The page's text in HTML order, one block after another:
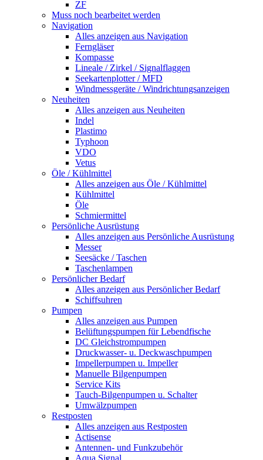
ZF
Muss noch bearbeitet werden
Navigation
Alles anzeigen aus Navigation
Ferngläser
Kompasse
Lineale / Zirkel / Signalflaggen
Seekartenplotter / MFD
Windmessgeräte / Windrichtungsanzeigen
Neuheiten
Alles anzeigen aus Neuheiten
Indel
Plastimo
Typhoon
VDO
Vetus
Öle / Kühlmittel
Alles anzeigen aus Öle / Kühlmittel
Kühlmittel
Öle
Schmiermittel
Persönliche Ausrüstung
Alles anzeigen aus Persönliche Ausrüstung
Messer
Seesäcke / Taschen
Taschenlampen
Persönlicher Bedarf
Alles anzeigen aus Persönlicher Bedarf
Schiffsuhren
Pumpen
Alles anzeigen aus Pumpen
Belüftungspumpen für Lebendfische
DC Gleichstrompumpen
Druckwasser- u. Deckwaschpumpen
Impellerpumpen u. Impeller
Manuelle Bilgenpumpen
Service Kits
Tauch-Bilgenpumpen u. Schalter
Umwälzpumpen
Restposten
Alles anzeigen aus Restposten
Actisense
Antennen- und Funkzubehör
Aqua Signal